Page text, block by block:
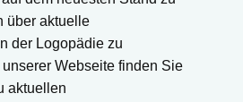
über aktuelle
der Logopädie zu
Webseite finden Sie
aktuellen